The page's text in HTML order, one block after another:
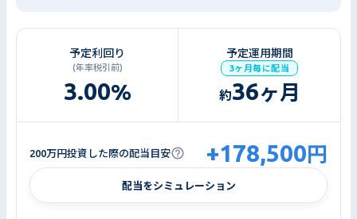
予定利回り
(年率税引前)
3.00%
予定運用期間
3ヶ月毎に配当
約36ヶ月
200万円投資した際の配当目安 +178,500 円
配当をシミュレーション